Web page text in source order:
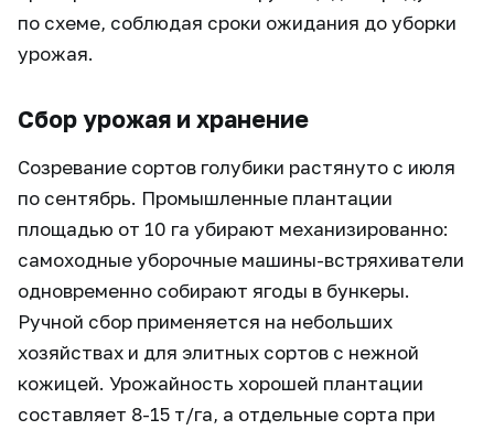
по схеме, соблюдая сроки ожидания до уборки
урожая.
Сбор урожая и хранение
Созревание сортов голубики растянуто с июля
по сентябрь. Промышленные плантации
площадью от 10 га убирают механизированно:
самоходные уборочные машины-встряхиватели
одновременно собирают ягоды в бункеры.
Ручной сбор применяется на небольших
хозяйствах и для элитных сортов с нежной
кожицей. Урожайность хорошей плантации
составляет 8-15 т/га, а отдельные сорта при